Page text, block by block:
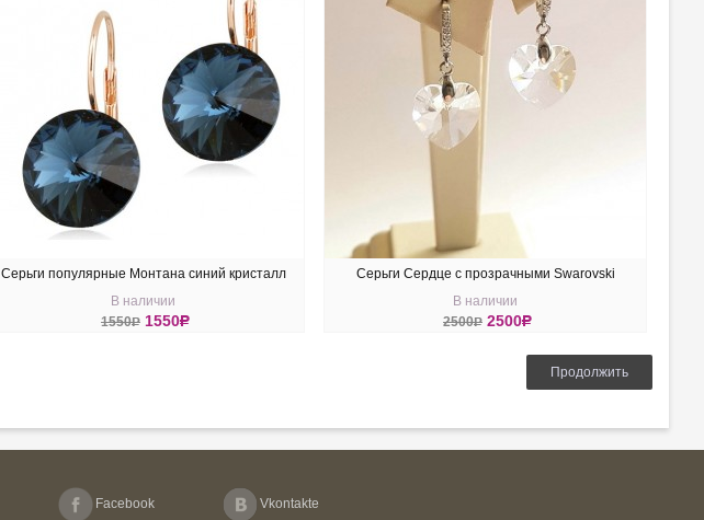
Серьги популярные Монтана синий кристалл
Swarovski
В наличии
1550R 1550R
Серьги Сердце с прозрачными Swarovski
В наличии
2500R 2500R
Продолжить
Facebook Vkontakte